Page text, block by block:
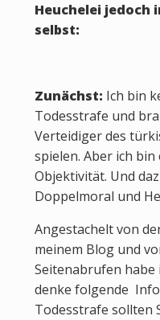
Heuchelei jedoch
selbst:
Zunächst: Ich bin
Todesstrafe und
Verteidiger des
spielen. Aber ich
Objektivität. Und
Doppelmoral und
Angestachelt von
meinem Blog und
Seitenabrufen habe
denke folgende
Todesstrafe sollten